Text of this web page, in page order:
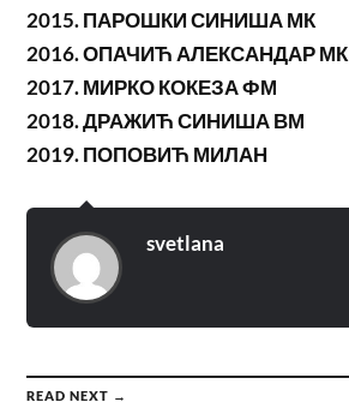
2015. ПАРОШКИ СИНИША МК
2016. ОПАЧИЋ АЛЕКСАНДАР МК
2017. МИРКО КОКЕЗА ФМ
2018. ДРАЖИЋ СИНИША ВМ
2019. ПОПОВИЋ МИЛАН
svetlana
READ NEXT →